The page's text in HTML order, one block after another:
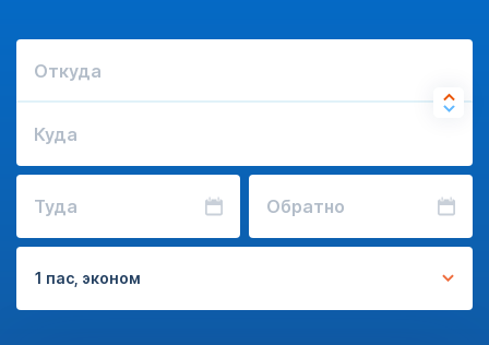
Откуда
Куда
Туда Обратно
1 пас, эконом